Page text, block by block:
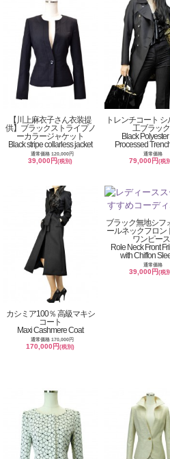
【川上麻衣子さん衣装提
供】ブラックストライプノ
ーカラージャケット
Black stripe collarless jacket
通常価格 120,000円
39,000円(税別)
トレンチコート
工ブラック
Black
Processed
通常価格
79,000円(税
カシミア100％ 高級マキシ
コート
Maxi Cashmere Coat
通常価格 170,000円
170,000円(税別)
ブラック無地シフ
ールネックフロン
ワンピース
Role Neck Front
with Chiffon
通常価格
39,000円(税